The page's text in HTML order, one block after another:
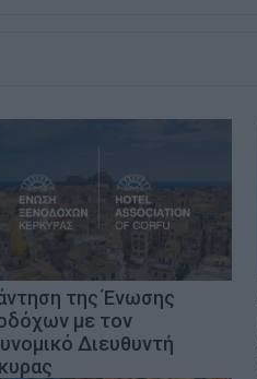
της Ένωσης
με τον
Διευθυντή